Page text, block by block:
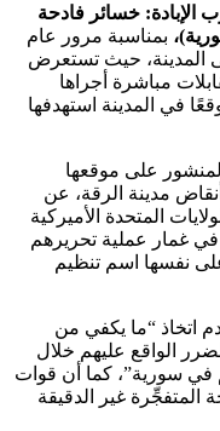
الإبادة: خسائر فادحة
بمناسبة مرور عام
المدينة، حيث تستعرض
مباشرة أجراها
مع 112 حالة، أثناء معاينتهم 42 موقعًا في المدينة استهدفها
على موقعها
مدينة الرقة، عن
المتحدة الأميركية
في غمار عملية تحريرهم
نفسها اسم تنظيم
اتخاذ “ما يكفي من
الواقع عليهم خلال
في سورية”، كما أن قوات
المتفجِّرة غير الدقيقة